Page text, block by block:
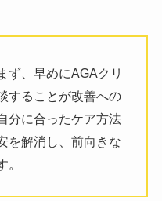
ず、早めにAGAクリ
することが改善への
分に合ったケア方法
を解消し、前向きな